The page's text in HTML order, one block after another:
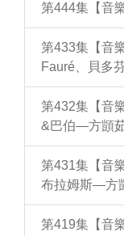
第444集【音
第433集【音
Fauré、貝多
第432集【音
&巴伯—方顗
第431集【音
布拉姆斯—方
第419集【音